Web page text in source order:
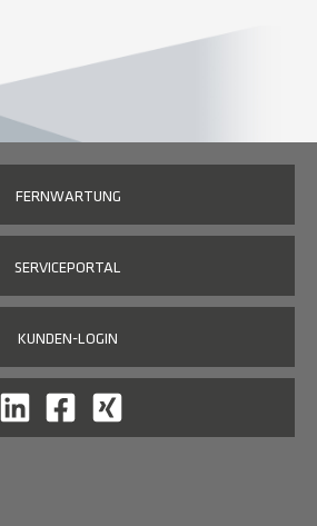
FERNWARTUNG
SERVICEPORTAL
KUNDEN-LOGIN